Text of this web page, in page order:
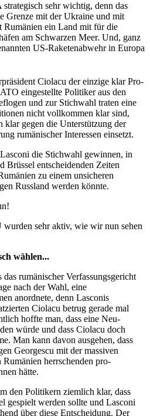
sehr wichtig, denn das
Grenze mit der Ukraine und mit
Rumänien ein Land mit für die
am Schwarzen Meer. Und, ganz
US-Raketenabwehr in Europa
Ciolacu der einzige klar Pro-
eingestellte Politiker aus den
und zur Stichwahl traten eine
nicht vollkommen klar sind,
klar gegen die Unterstützung der
rumänischer Interessen einsetzt.
die Stichwahl gewinnen, in
Brüssel entscheidenden Zeiten
zu einem unsicheren
Russland werden könnte.
sehr aktiv, wie wir nun sehen
wählen...
rumänischer Verfassungsgericht
nach der Wahl, eine
anordnete, denn Lasconis
Ciolacu betrug gerade mal
hoffte man, dass eine Neu­
würde und dass Ciolacu doch
Man kann davon ausgehen, dass
Georgescu mit der massiven
herrschenden pro-
hätte.
den Politikern ziemlich klar, dass
gespielt werden sollte und Lasconi
über diese Entscheidung. Der